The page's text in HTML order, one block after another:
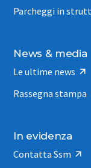
Parcheggi in
News & media
Le ultime news
Rassegna stampa
In evidenza
Contatta Ssm